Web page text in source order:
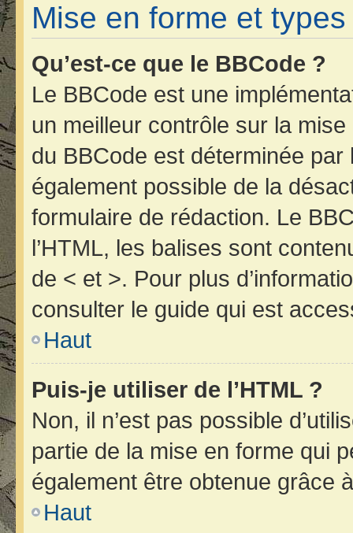
Mise en forme et
Qu’est-ce que le BBCode ?
Le BBCode est une
un meilleur contrôle sur la mise
du BBCode est déterminée par
également possible de la
formulaire de rédaction. Le
l’HTML, les balises sont
de < et >. Pour plus
consulter le guide qui est
Haut
Puis-je utiliser de l’HTML ?
Non, il n’est pas possible
partie de la mise en forme qui
également être obtenue grâce
Haut